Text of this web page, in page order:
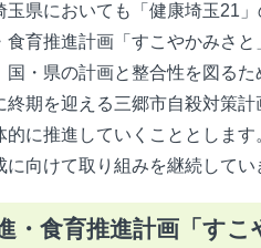
玉県においても「健康埼玉21
食育推進計画「すこやかみさ
国・県の計画と整合性を図る
終期を迎える三郷市自殺対策
的に推進していくこととしま
に向けて取り組みを継続してい
・食育推進計画「す